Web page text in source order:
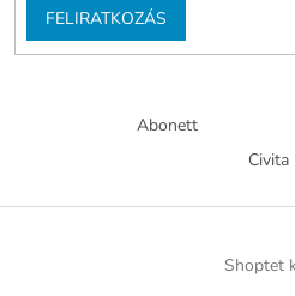
FELIRATKOZÁS
Abonett
Civita
Shoptet